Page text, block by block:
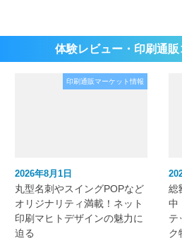
体験レビュー・印刷通
印刷通販マーケット情報
2026年8月1日
丸型名刺やスイングPOPなど
オリジナリティ満載！ネット
印刷マヒトデザインの魅力に
迫る
総
中
テ
ク